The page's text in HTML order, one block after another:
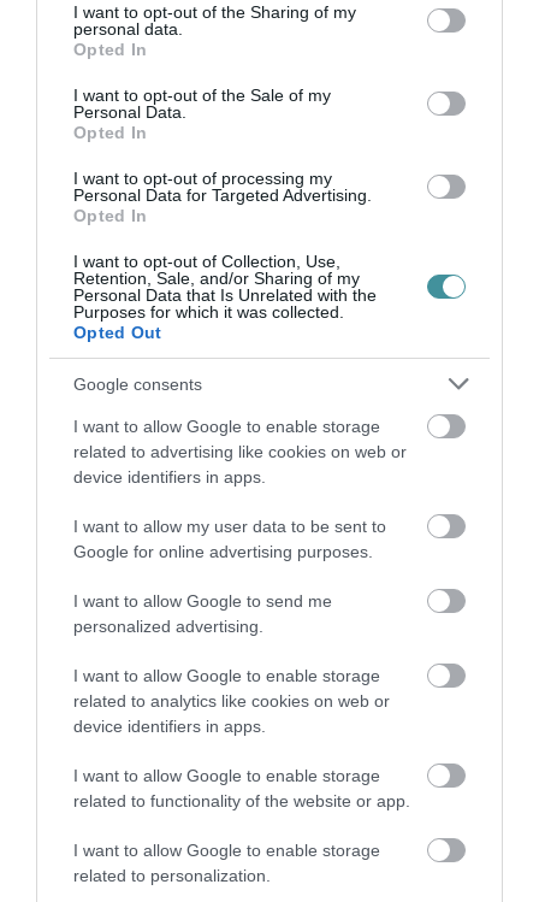
not limited to your visit or usage behaviour. You may click to
grant or deny consent to Google and its third-party tags to
use your data for below specified purposes in below Google
consent section.
I want to opt-out of the Sharing of my
personal data.
Opted In
I want to opt-out of the Sale of my
Personal Data.
Opted In
I want to opt-out of processing my
Personal Data for Targeted Advertising.
Opted In
I want to opt-out of Collection, Use,
Retention, Sale, and/or Sharing of my
Personal Data that Is Unrelated with the
Purposes for which it was collected.
Opted Out
Google consents
I want to allow Google to enable storage
related to advertising like cookies on web or
device identifiers in apps.
I want to allow my user data to be sent to
Google for online advertising purposes.
I want to allow Google to send me
personalized advertising.
I want to allow Google to enable storage
related to analytics like cookies on web or
device identifiers in apps.
I want to allow Google to enable storage
related to functionality of the website or app.
I want to allow Google to enable storage
related to personalization.
Áramszünet lesz a NAV Heves Megyei Adó- és
Vámigazgatóságának székházában (Eger, Eszterházy tér 3-4.),
valamint a Klapka út 1. és Szálloda út 5. szám alatti épületekben
2021. október 14-én 7 óra...
2021. november 02|Mindenki ügye
A NAV online felületén már elérhető a VISSZADO-nyilatkozat a
gyermeket nevelő magánszemélyek adó-visszatérítéséhez – adta
hírül az adóhivatal. A nyilatkozat a NAV honlapján az Szja-
visszatér...
HONNAN TUDJA AZ EGRI FIDESZES JELÖLT, HOGY KI ÉS MENNYI
ADÓVISSZATÉRÍTÉST KAPOTT A VÁLASZTÓKERÜLETÉBEN?
2022. február 20
A Telex.hu-nak jelezte egy olvasójuk, hogy olyan fizetett
hirdetésben kampányolt az egyik fideszes jelölt, amely
tartalmazza, hogy az ő választókerületében összesen hány fő és
2022. február 22|Mindenki ügye
utcában, az Oltalom Egyesület épületénél, ahol reggel óta
mintegy 30 fegyveres pénzügyőr kíséretében tartottak
házkutatást a Nemzeti Adó-...
TUD AZ ADÓHIVATAL IS ERŐT DEMONSTRÁLNI, HA KELL
2022. február 22 |Vélemény
Sior legújabb rajzának apropója az a hír, hogy hétfő este NAV-
osok szállták meg Iványi Gáborék hajléktalanmentő alapítvány
irodáját. Sior Facebook-oldala az egyik legizgibb hely a közösségi